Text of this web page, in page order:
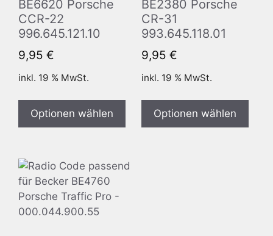
BE6620 Porsche
CCR-22
996.645.121.10
9,95 €
inkl. 19 % MwSt.
Optionen wählen
BE2380 Porsche
CR-31
993.645.118.01
9,95 €
inkl. 19 % MwSt.
Optionen wählen